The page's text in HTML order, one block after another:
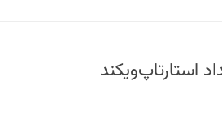
استارتاپ‌ویکند